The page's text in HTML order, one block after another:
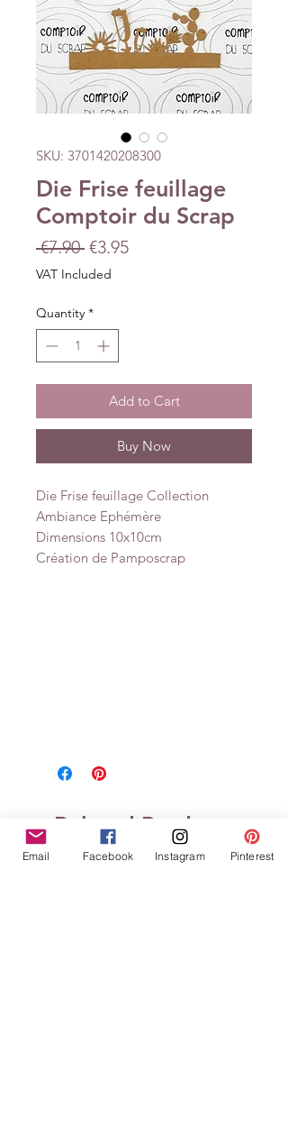
SKU: 3701420208300
Die Frise feuillage
Comptoir du Scrap
€7.90 Regular
Price
€3.95Sale
VAT Included
Quantity *
Add to Cart
Buy Now
Die Frise feuillage Collection
Ambiance Ephémère
Dimensions 10x10cm
Création de Pamposcrap
Related Products
Email Facebook Instagram Pinterest